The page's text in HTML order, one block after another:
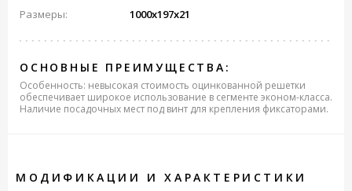
Размеры:
1000x197x21
ОСНОВНЫЕ ПРЕИМУЩЕСТВА:
Особенность: невысокая стоимость оцинкованной решетки
обеспечивает широкое использование в сегменте эконом-класса.
Наличие посадочных мест под винт для крепления фиксаторами.
МОДИФИКАЦИИ И ХАРАКТЕРИСТИКИ